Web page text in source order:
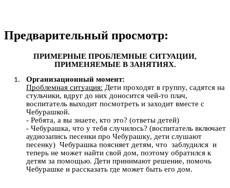
Предварительный просмотр:
ПРИМЕРНЫЕ ПРОБЛЕМНЫЕ СИТУАЦИИ,
ПРИМЕНЯЕМЫЕ В ЗАНЯТИЯХ.
Организационный момент:
Проблемная ситуация: Дети проходят в группу, садятся на
стульчики, вдруг до них доносится чей-то плач,
воспитатель выходит посмотреть и заходит вместе с
Чебурашкой.
- Ребята, а вы знаете, кто это? (ответы детей)
- Чебурашка, что у тебя случилось? (воспитатель включает
аудиозапись песенки про Чебурашку, дети слушают
песенку) Чебурашка поясняет детям, что заблудился и
теперь не может найти свой дом, поэтому обратился к
детям за помощью. Дети принимают решение, помочь
Чебурашке и рассказать где может быть его дом.